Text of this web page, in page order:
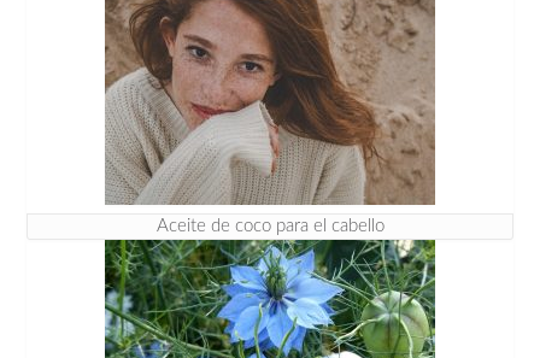
Aceite de coco para el cabello